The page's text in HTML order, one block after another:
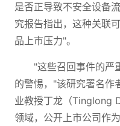
是否正导致不安全设备
究报告指出，这种关联
品上市压力"。
"这些召回事件的严
的警惕，"该研究署名作
业教授丁龙（Tinglong
领域，公开上市公司作